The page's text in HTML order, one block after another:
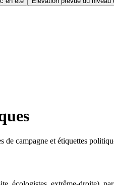
de campagne et étiquettes